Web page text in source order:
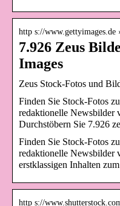
http s://www.gettyimages.de
7.926 Zeus
Images
Zeus Stock-Fotos und
Finden Sie Stock-Fotos
redaktionelle Newsbilder
Durchstöbern Sie 7.926
Finden Sie Stock-Fotos
redaktionelle Newsbilder
erstklassigen Inhalten
http s://